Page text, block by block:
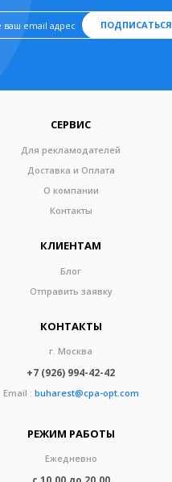
ПОДПИСАТЬСЯ
СЕРВИС
Для рекламодателей
Доставка и Оплата
О компании
Контакты
КЛИЕНТАМ
Блог
Отправить заявку
КОНТАКТЫ
г. Москва
+7 (926) 994-42-42
Email : buharest@cpa-opt.com
РЕЖИМ РАБОТЫ
Ежедневно